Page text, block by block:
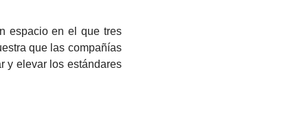
espacio en el que tres
que las compañías
y elevar los estándares